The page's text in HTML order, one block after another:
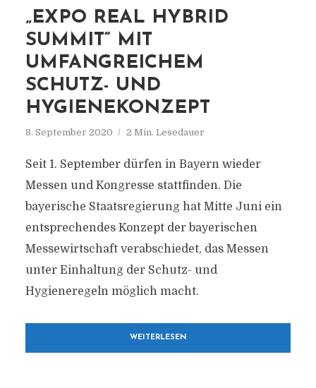
„EXPO REAL HYBRID
SUMMIT“ MIT
UMFANGREICHEM
SCHUTZ- UND
HYGIENEKONZEPT
8. September 2020 2 Min. Lesedauer
Seit 1. September dürfen in Bayern wieder
Messen und Kongresse stattfinden. Die
bayerische Staatsregierung hat Mitte Juni ein
entsprechendes Konzept der bayerischen
Messewirtschaft verabschiedet, das Messen
unter Einhaltung der Schutz- und
Hygieneregeln möglich macht.
WEITERLESEN